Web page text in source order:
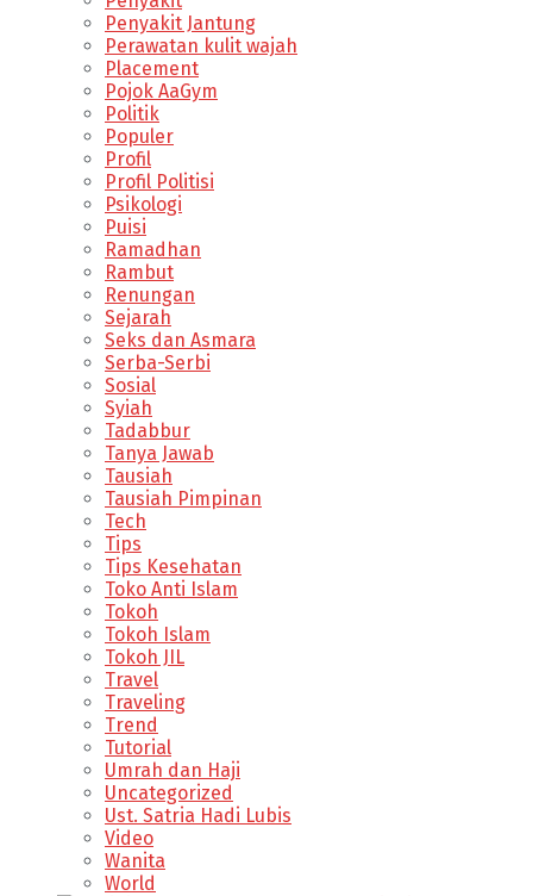
Penyakit Jantung
Perawatan kulit wajah
Placement
Pojok AaGym
Politik
Populer
Profil
Profil Politisi
Psikologi
Puisi
Ramadhan
Rambut
Renungan
Sejarah
Seks dan Asmara
Serba-Serbi
Sosial
Syiah
Tadabbur
Tanya Jawab
Tausiah
Tausiah Pimpinan
Tech
Tips
Tips Kesehatan
Toko Anti Islam
Tokoh
Tokoh Islam
Tokoh JIL
Travel
Traveling
Trend
Tutorial
Umrah dan Haji
Uncategorized
Ust. Satria Hadi Lubis
Video
Wanita
World